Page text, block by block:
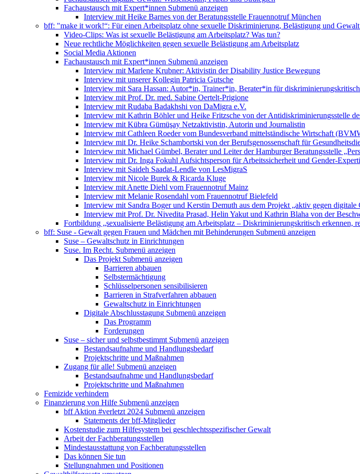
Fachaustausch mit Expert*innen Submenü anzeigen
Interview mit Heike Barnes von der Beratungsstelle Frauennotruf München
bff: "make it work!“: Für einen Arbeitsplatz ohne sexuelle Diskriminierung, Belästigung und
Video-Clips: Was ist sexuelle Belästigung am Arbeitsplatz? Was tun?
Neue rechtliche Möglichkeiten gegen sexuelle Belästigung am Arbeitsplatz
Social Media Aktionen
Fachaustausch mit Expert*innen Submenü anzeigen
Interview mit Marlene Krubner: Aktivistin der Disability Justice Bewegung
Interview mit unserer Kollegin Patricia Gutsche
Interview mit Sara Hassan: Autor*in, Trainer*in, Berater*in für
Interview mit Prof. Dr. med. Sabine Oertelt-Prigione
Interview mit Rudaba Badakhshi von DaMigra e.V.
Interview mit Kathrin Böhler und Heike Fritzsche von der Antidiskriminierungsstelle
Interview mit Kübra Gümüşay Netzaktivistin, Autorin und Journalistin
Interview mit Cathleen Roeder vom Bundesverband mittelständische Wirtschaft
Interview mit Dr. Heike Schambortski von der Berufsgenossenschaft für
Interview mit Michael Gümbel, Berater und Leiter der Hamburger Beratungsstelle
Interview mit Dr. Inga Fokuhl Aufsichtsperson für Arbeitssicherheit und Gender-
Interview mit Saideh Saadat-Lendle von LesMigraS
Interview mit Nicole Burek & Ricarda Kluge
Interview mit Anette Diehl vom Frauennotruf Mainz
Interview mit Melanie Rosendahl vom Frauennotruf Bielefeld
Interview mit Sandra Boger und Kerstin Demuth aus dem Projekt „aktiv gegen digitale
Interview mit Prof. Dr. Nivedita Prasad, Helin Yakut und Kathrin Blaha von der
Fortbildung „sexualisierte Belästigung am Arbeitsplatz – Diskriminierungskritisch erkennen,
bff: Suse - Gewalt gegen Frauen und Mädchen mit Behinderungen Submenü anzeigen
Suse – Gewaltschutz in Einrichtungen
Suse. Im Recht. Submenü anzeigen
Das Projekt Submenü anzeigen
Barrieren abbauen
Selbstermächtigung
Schlüsselpersonen sensibilisieren
Barrieren in Strafverfahren abbauen
Gewaltschutz in Einrichtungen
Digitale Abschlusstagung Submenü anzeigen
Das Programm
Forderungen
Suse – sicher und selbstbestimmt Submenü anzeigen
Bestandsaufnahme und Handlungsbedarf
Projektschritte und Maßnahmen
Zugang für alle! Submenü anzeigen
Bestandsaufnahme und Handlungsbedarf
Projektschritte und Maßnahmen
Femizide verhindern
Finanzierung von Hilfe Submenü anzeigen
bff Aktion #verletzt 2024 Submenü anzeigen
Statements der bff-Mitglieder
Kostenstudie zum Hilfesystem bei geschlechtsspezifischer Gewalt
Arbeit der Fachberatungsstellen
Mindestausstattung von Fachberatungsstellen
Das können Sie tun
Stellungnahmen und Positionen